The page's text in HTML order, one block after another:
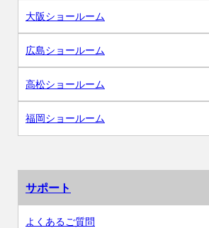
大阪ショールーム
広島ショールーム
高松ショールーム
福岡ショールーム
サポート
よくあるご質問